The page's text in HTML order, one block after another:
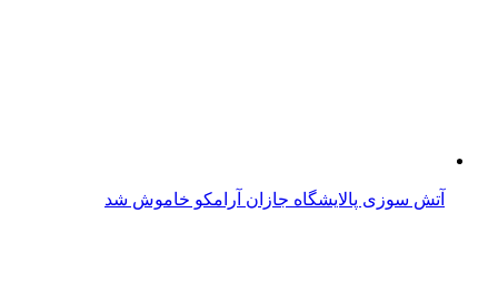
آتش‌ سوزی پالایشگاه جازان آرامکو خاموش شد